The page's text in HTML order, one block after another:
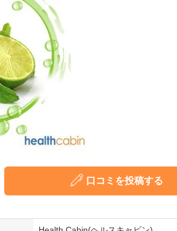
口コミを投稿する